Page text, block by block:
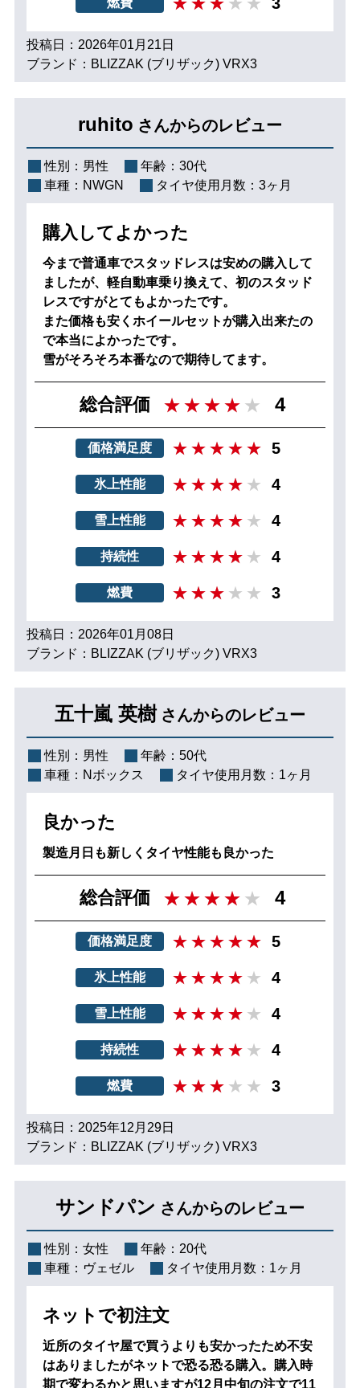
投稿日：2026年01月21日
ブランド：BLIZZAK (ブリザック) VRX3
ruhito さんからのレビュー
性別： 男性 年齢： 30代
車種： NWGN タイヤ使用月数： 3ヶ月
購入してよかった
今まで普通車でスタッドレスは安めの購入して
ましたが、軽自動車乗り換えて、初のスタッド
レスですがとてもよかったです。
また価格も安くホイールセットが購入出来たの
で本当によかったです。
雪がそろそろ本番なので期待してます。
総合評価 4
価格満足度 5
氷上性能 4
雪上性能 4
持続性 4
燃費 3
投稿日：2026年01月08日
ブランド：BLIZZAK (ブリザック) VRX3
五十嵐 英樹 さんからのレビュー
性別： 男性 年齢： 50代
車種： Nボックス タイヤ使用月数： 1ヶ月
良かった
製造月日も新しくタイヤ性能も良かった
総合評価 4
価格満足度 5
氷上性能 4
雪上性能 4
持続性 4
燃費 3
投稿日：2025年12月29日
ブランド：BLIZZAK (ブリザック) VRX3
サンドパン さんからのレビュー
性別： 女性 年齢： 20代
車種： ヴェゼル タイヤ使用月数： 1ヶ月
ネットで初注文
近所のタイヤ屋で買うよりも安かったため不安
はありましたがネットで恐る恐る購入。購入時
期で変わるかと思いますが12月中旬の注文で11